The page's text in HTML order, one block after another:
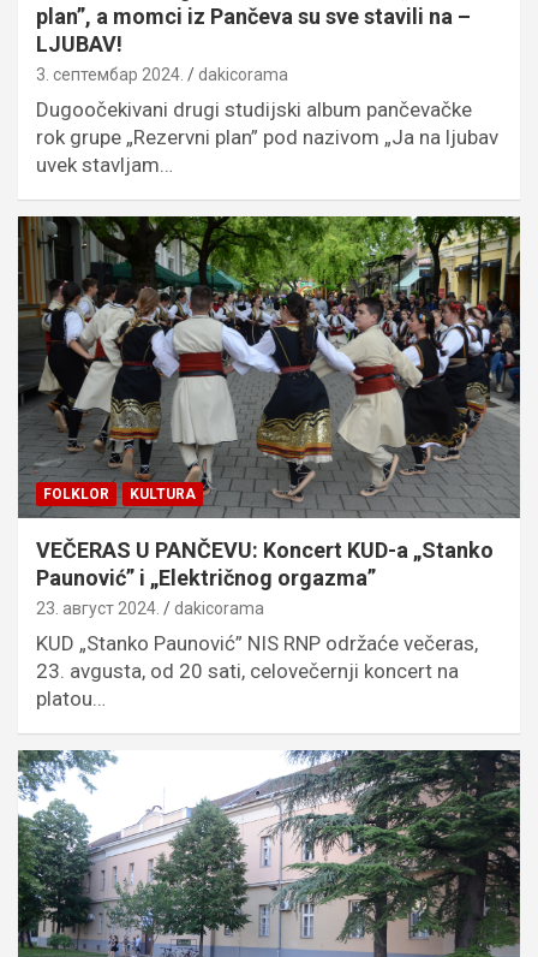
plan”, a momci iz Pančeva su sve stavili na –
LJUBAV!
3. септембар 2024. dakicorama
Dugoočekivani drugi studijski album pančevačke
rok grupe „Rezervni plan” pod nazivom „Ja na ljubav
uvek stavljam…
FOLKLOR KULTURA
VEČERAS U PANČEVU: Koncert KUD-a „Stanko
Paunović” i „Električnog orgazma”
23. август 2024. dakicorama
KUD „Stanko Paunović” NIS RNP održaće večeras,
23. avgusta, od 20 sati, celovečernji koncert na
platou…